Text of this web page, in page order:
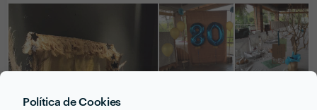
Política de Cookies